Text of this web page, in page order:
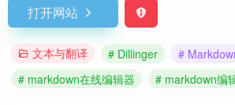
打开网站
文本与翻译 # Dillinger
#
# markdown在线编辑器
# markdown编